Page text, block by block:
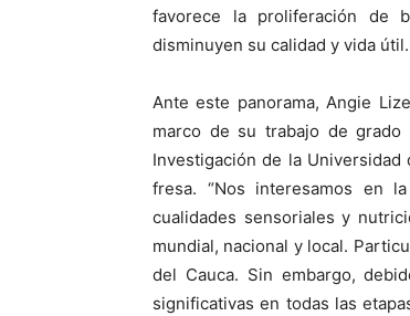
favorece la proliferación de
disminuyen su calidad y vida útil.
Ante este panorama, Angie
marco de su trabajo de
Investigación de la
fresa. “Nos interesamos en
cualidades sensoriales y
mundial, nacional y local.
del Cauca. Sin embargo,
significativas en todas las